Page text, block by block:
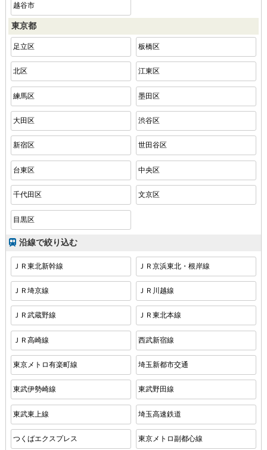
越谷市
東京都
足立区 板橋区
北区 江東区
練馬区 墨田区
大田区 渋谷区
新宿区 世田谷区
台東区 中央区
千代田区 文京区
目黒区
沿線で絞り込む
ＪＲ東北新幹線 ＪＲ京浜東北・根岸線
ＪＲ埼京線 ＪＲ川越線
ＪＲ武蔵野線 ＪＲ東北本線
ＪＲ高崎線 西武新宿線
東京メトロ有楽町線 埼玉新都市交通
東武伊勢崎線 東武野田線
東武東上線 埼玉高速鉄道
つくばエクスプレス 東京メトロ副都心線